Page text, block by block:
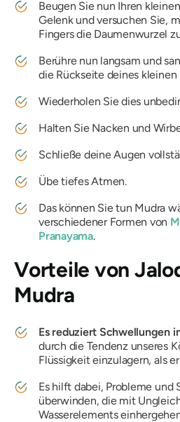
Beugen Sie nun Ihren
Gelenk und versuchen Sie,
Fingers die Daumenwurzel
Berühre nun langsam und
die Rückseite deines kleinen
Wiederholen Sie dies
Halten Sie Nacken und
Schließe deine Augen
Übe tiefes Atmen.
Das können Sie tun Mudra
verschiedener Formen von
Pranayama.
Vorteile von
Mudra
Es reduziert Schwellungen
durch die Tendenz unseres
Flüssigkeit einzulagern, als
Es hilft dabei, Probleme und
überwinden, die mit
Wasserelements